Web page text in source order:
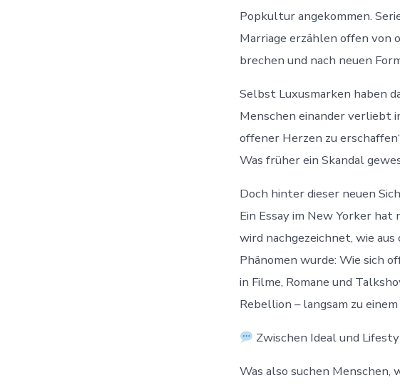
Popkultur angekommen.
Marriage erzählen offen von
brechen und nach neuen
Selbst Luxusmarken haben
Menschen einander verliebt
offener Herzen zu
Was früher ein Skandal
Doch hinter dieser neuen
Ein Essay im New Yorker
wird nachgezeichnet, wie
Phänomen wurde: Wie sich
in Filme, Romane und
Rebellion – langsam zu
Zwischen Ideal und
Was also suchen Menschen,